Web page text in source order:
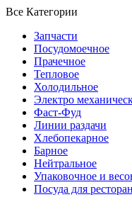
Все Категории
Запчасти
Посудомоечное
Прачечное
Тепловое
Холодильное
Электро
Фаст-Фуд
Линии раздачи
Хлебопекарное
Барное
Нейтральное
Упаковочное и
Посуда для